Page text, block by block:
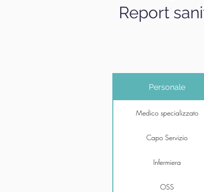
Report
Personale
Medico specializzato
Capo Servizio
Infermiera
OSS